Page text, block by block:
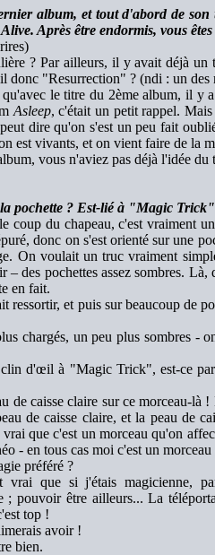
album, et tout d'abord de
Après être endormis, vous
? Par ailleurs, il y avait déjà
donc "Resurrection" ? (ndi : un
le titre du 2ème album, il
Asleep, c'était un petit rappel.
dire qu'on s'est un peu fait
est vivants, et on vient faire de la
vous n'aviez pas déjà l'idée du
pochette ? Est-lié à "Magic
coup du chapeau, c'est vraiment
donc on s'est orienté sur une
On voulait un truc vraiment
des pochettes assez sombres. Là,
en fait.
ressortir, et puis sur beaucoup de
chargés, un peu plus sombres -
d'œil à "Magic Trick", est-ce
de caisse claire sur ce morceau-
de caisse claire, et la peau de
que c'est un morceau qu'on
- en tous cas moi c'est un
préféré ?
vrai que si j'étais magicienne,
; pouvoir être ailleurs... La
top !
avoir !
bien.